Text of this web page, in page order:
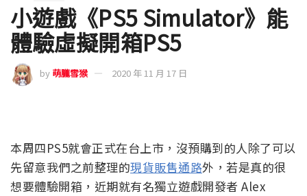
小遊戲《PS5 Simulator》能
體驗虛擬開箱PS5
by 萌朧雪猴 2020 年 11 月 17 日
本周四PS5就會正式在台上市，沒預購到的人除了可以
先留意我們之前整理的現貨販售通路外，若是真的很
想要體驗開箱，近期就有名獨立遊戲開發者 Alex